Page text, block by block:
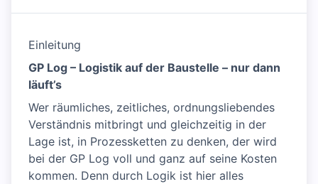
Einleitung
GP Log – Logistik auf der Baustelle – nur dann
läuft’s
Wer räumliches, zeitliches, ordnungsliebendes
Verständnis mitbringt und gleichzeitig in der
Lage ist, in Prozessketten zu denken, der wird
bei der GP Log voll und ganz auf seine Kosten
kommen. Denn durch Logik ist hier alles